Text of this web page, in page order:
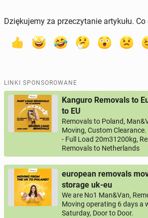
Dziękujemy za przeczytanie artykułu.
LINKI SPONSOROWANE
Kanguro Removals to
to EU
Removals to Poland,
Moving, Custom
- Full Load 20m31200kg,
Removals to Netherlands
european removals
storage uk-eu
We are No1 Man&Van,
Moving operating 6 days a
Saturday, Door to Door.